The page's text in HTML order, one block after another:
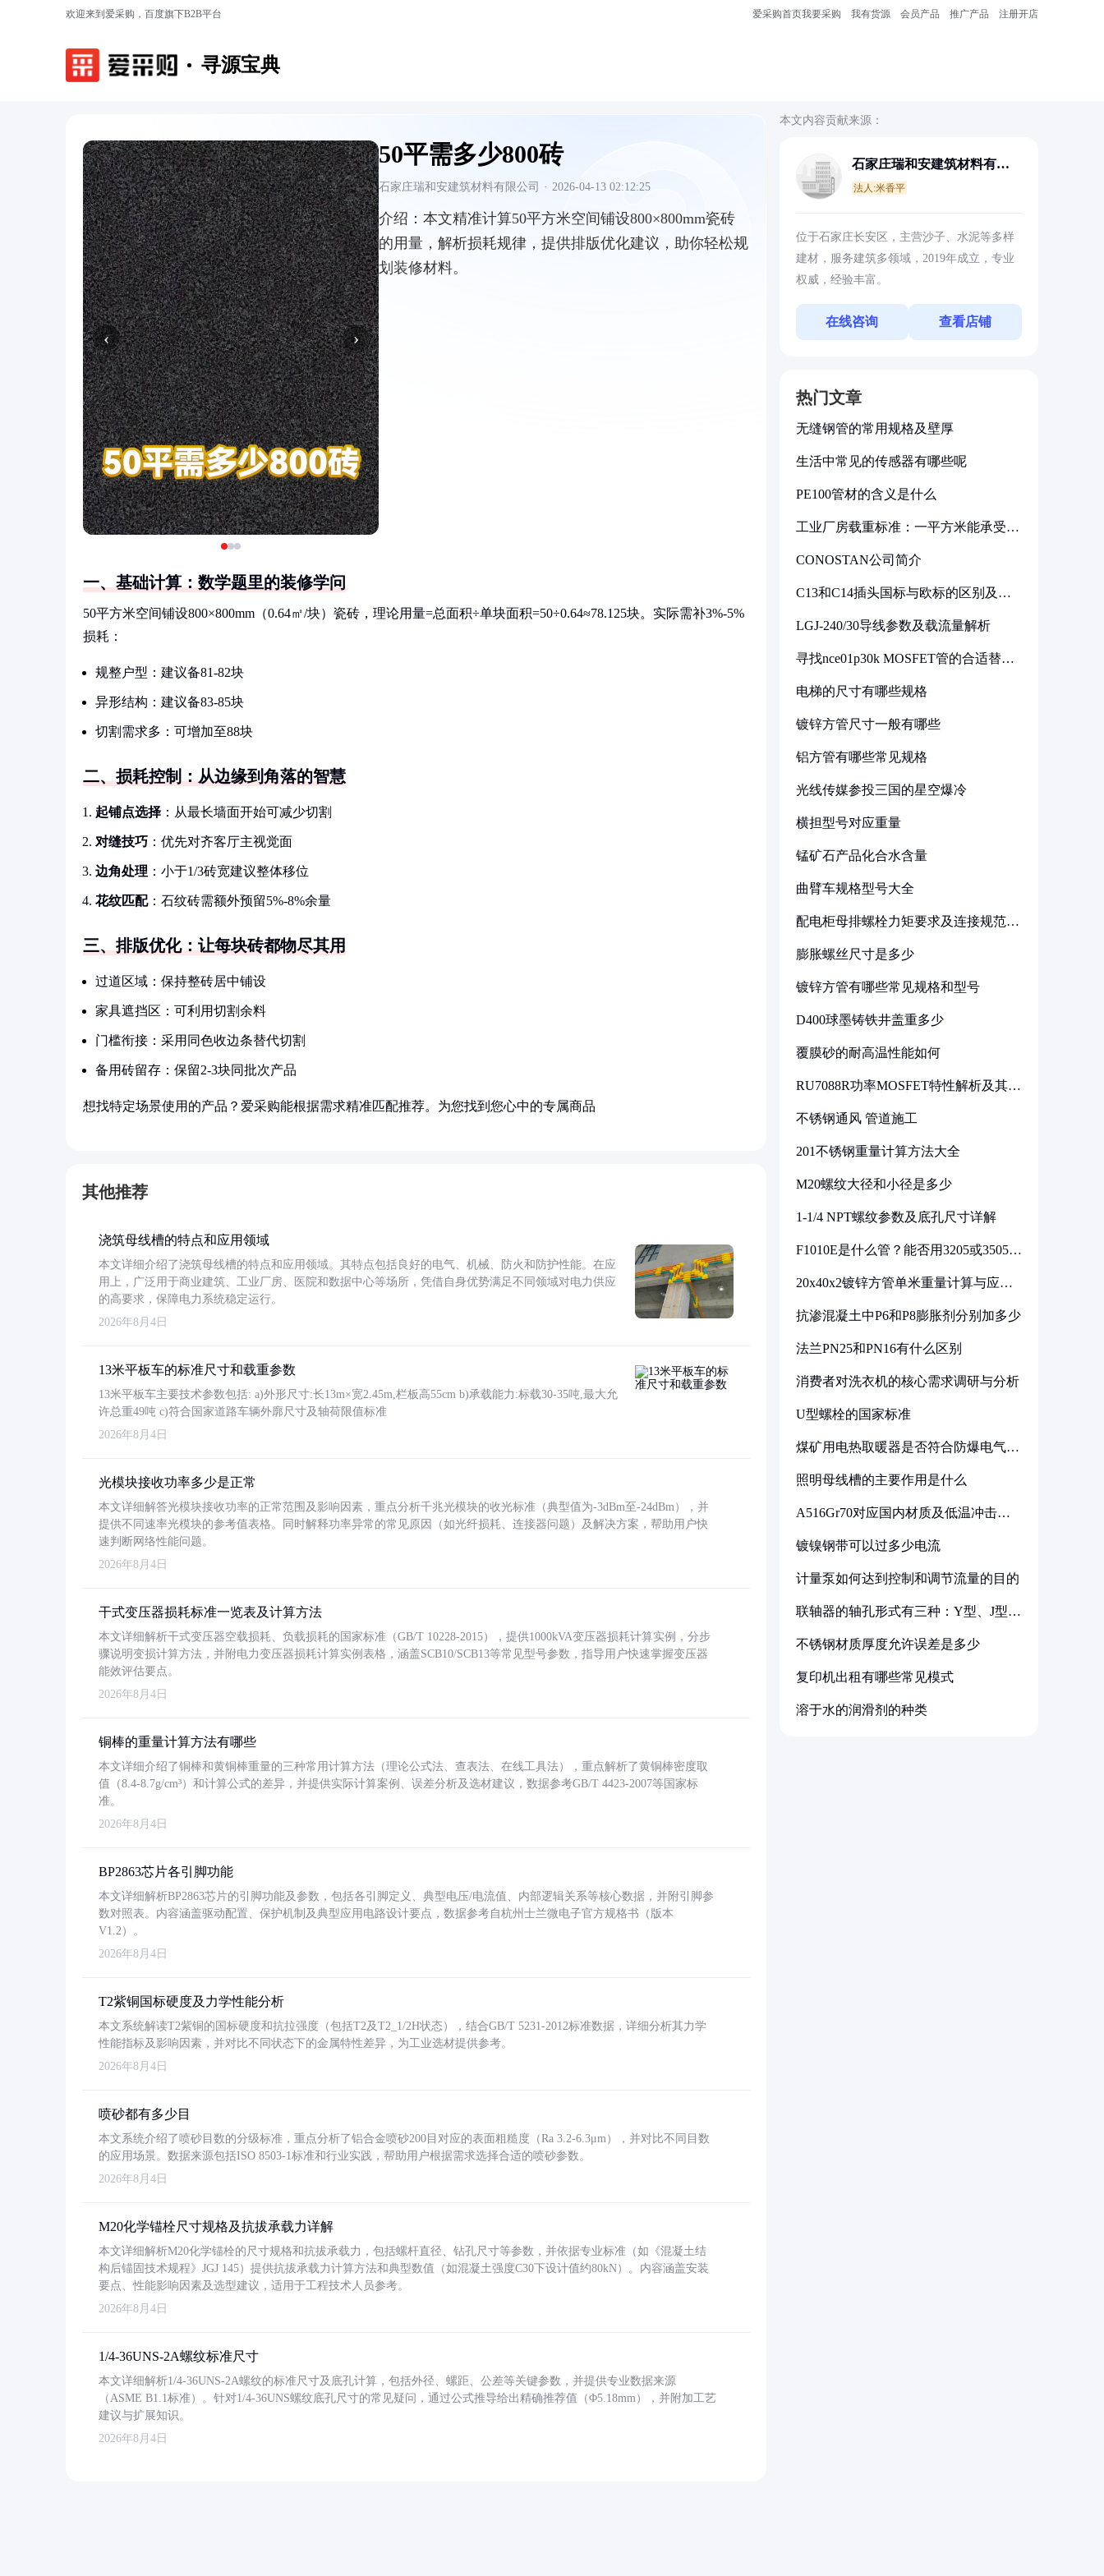
欢迎来到爱采购，百度旗下B2B平台 爱采购首页我要采购 我有货源 会员产品 推广产品 注册开店
寻源宝典
‹ ›
50平需多少800砖
石家庄瑞和安建筑材料有限公司 · 2026-04-13 02:12:25
介绍： 本文精准计算50平方米空间铺设800×800mm瓷砖
的用量，解析损耗规律，提供排版优化建议，助你轻松规
划装修材料。
一、基础计算：数学题里的装修学问
50平方米空间铺设800×800mm（0.64㎡/块）瓷砖，理论用量=总面积÷单块面积=50÷0.64≈78.125块。实际需补3%-5%
损耗：
规整户型：建议备81-82块
异形结构：建议备83-85块
切割需求多：可增加至88块
二、损耗控制：从边缘到角落的智慧
起铺点选择 ：从最长墙面开始可减少切割
对缝技巧 ：优先对齐客厅主视觉面
边角处理 ：小于1/3砖宽建议整体移位
花纹匹配：石纹砖需额外预留5%-8%余量
三、排版优化：让每块砖都物尽其用
过道区域：保持整砖居中铺设
家具遮挡区：可利用切割余料
门槛衔接：采用同色收边条替代切割
备用砖留存：保留2-3块同批次产品
想找特定场景使用的产品？爱采购能根据需求精准匹配推荐。为您找到您心中的专属商品
其他推荐
浇筑母线槽的特点和应用领域
本文详细介绍了浇筑母线槽的特点和应用领域。其特点包括良好的电气、机械、防火和防护性能。在应
用上，广泛用于商业建筑、工业厂房、医院和数据中心等场所，凭借自身优势满足不同领域对电力供应
的高要求，保障电力系统稳定运行。
2026年8月4日
13米平板车的标准尺寸和载重参数
13米平板车主要技术参数包括: a)外形尺寸:长13m×宽2.45m,栏板高55cm b)承载能力:标载30-35吨,最大允
许总重49吨 c)符合国家道路车辆外廓尺寸及轴荷限值标准
2026年8月4日
光模块接收功率多少是正常
本文详细解答光模块接收功率的正常范围及影响因素，重点分析千兆光模块的收光标准（典型值为-3dBm至-24dBm），并
提供不同速率光模块的参考值表格。同时解释功率异常的常见原因（如光纤损耗、连接器问题）及解决方案，帮助用户快
速判断网络性能问题。
2026年8月4日
干式变压器损耗标准一览表及计算方法
本文详细解析干式变压器空载损耗、负载损耗的国家标准（GB/T 10228-2015），提供1000kVA变压器损耗计算实例，分步
骤说明变损计算方法，并附电力变压器损耗计算实例表格，涵盖SCB10/SCB13等常见型号参数，指导用户快速掌握变压器
能效评估要点。
2026年8月4日
铜棒的重量计算方法有哪些
本文详细介绍了铜棒和黄铜棒重量的三种常用计算方法（理论公式法、查表法、在线工具法），重点解析了黄铜棒密度取
值（8.4-8.7g/cm³）和计算公式的差异，并提供实际计算案例、误差分析及选材建议，数据参考GB/T 4423-2007等国家标
准。
2026年8月4日
BP2863芯片各引脚功能
本文详细解析BP2863芯片的引脚功能及参数，包括各引脚定义、典型电压/电流值、内部逻辑关系等核心数据，并附引脚参
数对照表。内容涵盖驱动配置、保护机制及典型应用电路设计要点，数据参考自杭州士兰微电子官方规格书（版本
V1.2）。
2026年8月4日
T2紫铜国标硬度及力学性能分析
本文系统解读T2紫铜的国标硬度和抗拉强度（包括T2及T2_1/2H状态），结合GB/T 5231-2012标准数据，详细分析其力学
性能指标及影响因素，并对比不同状态下的金属特性差异，为工业选材提供参考。
2026年8月4日
喷砂都有多少目
本文系统介绍了喷砂目数的分级标准，重点分析了铝合金喷砂200目对应的表面粗糙度（Ra 3.2-6.3μm），并对比不同目数
的应用场景。数据来源包括ISO 8503-1标准和行业实践，帮助用户根据需求选择合适的喷砂参数。
2026年8月4日
M20化学锚栓尺寸规格及抗拔承载力详解
本文详细解析M20化学锚栓的尺寸规格和抗拔承载力，包括螺杆直径、钻孔尺寸等参数，并依据专业标准（如《混凝土结
构后锚固技术规程》JGJ 145）提供抗拔承载力计算方法和典型数值（如混凝土强度C30下设计值约80kN）。内容涵盖安装
要点、性能影响因素及选型建议，适用于工程技术人员参考。
2026年8月4日
1/4-36UNS-2A螺纹标准尺寸
本文详细解析1/4-36UNS-2A螺纹的标准尺寸及底孔计算，包括外径、螺距、公差等关键参数，并提供专业数据来源
（ASME B1.1标准）。针对1/4-36UNS螺纹底孔尺寸的常见疑问，通过公式推导给出精确推荐值（Φ5.18mm），并附加工艺
建议与扩展知识。
2026年8月4日
本文内容贡献来源：
石家庄瑞和安建筑材料有限
法人:米香平
位于石家庄长安区，主营沙子、水泥等多样
建材，服务建筑多领域，2019年成立，专业
权威，经验丰富。
在线咨询 查看店铺
热门文章
无缝钢管的常用规格及壁厚
生活中常见的传感器有哪些呢
PE100管材的含义是什么
工业厂房载重标准：一平方米能承受多
CONOSTAN公司简介
C13和C14插头国标与欧标的区别及其
LGJ-240/30导线参数及载流量解析
寻找nce01p30k MOSFET管的合适替代
电梯的尺寸有哪些规格
镀锌方管尺寸一般有哪些
铝方管有哪些常见规格
光线传媒参投三国的星空爆冷
横担型号对应重量
锰矿石产品化合水含量
曲臂车规格型号大全
配电柜母排螺栓力矩要求及连接规范详
膨胀螺丝尺寸是多少
镀锌方管有哪些常见规格和型号
D400球墨铸铁井盖重多少
覆膜砂的耐高温性能如何
RU7088R功率MOSFET特性解析及其在
不锈钢通风 管道施工
201不锈钢重量计算方法大全
M20螺纹大径和小径是多少
1-1/4 NPT螺纹参数及底孔尺寸详解
F1010E是什么管？能否用3205或3505代
20x40x2镀锌方管单米重量计算与应用
抗渗混凝土中P6和P8膨胀剂分别加多少
法兰PN25和PN16有什么区别
消费者对洗衣机的核心需求调研与分析
U型螺栓的国家标准
煤矿用电热取暖器是否符合防爆电气设
照明母线槽的主要作用是什么
A516Gr70对应国内材质及低温冲击要
镀镍钢带可以过多少电流
计量泵如何达到控制和调节流量的目的
联轴器的轴孔形式有三种：Y型、J型、
不锈钢材质厚度允许误差是多少
复印机出租有哪些常见模式
溶于水的润滑剂的种类